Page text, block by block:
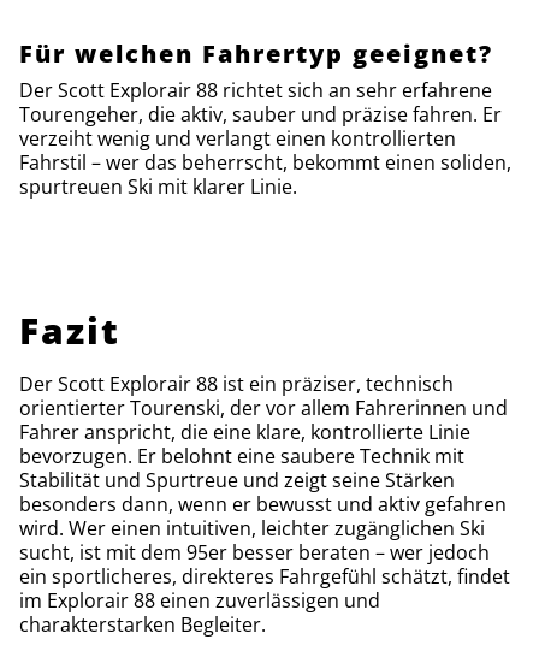
Für welchen Fahrertyp geeignet?
Der Scott Explorair 88 richtet sich an sehr erfahrene
Tourengeher, die aktiv, sauber und präzise fahren. Er
verzeiht wenig und verlangt einen kontrollierten
Fahrstil – wer das beherrscht, bekommt einen soliden,
spurtreuen Ski mit klarer Linie.
Fazit
Der Scott Explorair 88 ist ein präziser, technisch
orientierter Tourenski, der vor allem Fahrerinnen und
Fahrer anspricht, die eine klare, kontrollierte Linie
bevorzugen. Er belohnt eine saubere Technik mit
Stabilität und Spurtreue und zeigt seine Stärken
besonders dann, wenn er bewusst und aktiv gefahren
wird. Wer einen intuitiven, leichter zugänglichen Ski
sucht, ist mit dem 95er besser beraten – wer jedoch
ein sportlicheres, direkteres Fahrgefühl schätzt, findet
im Explorair 88 einen zuverlässigen und
charakterstarken Begleiter.